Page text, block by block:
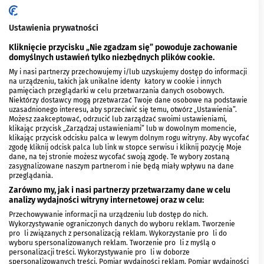
POPULARNE
Podlasianka najpiękniejszą Polką.
Wiktoria Ptak zdobyła koronę Miss
Polski 2026
Awaria
autobusów
Ustawienia prywatności
Kliknięcie przycisku „Nie zgadzam się” powoduje zachowanie
domyślnych ustawień tylko niezbędnych plików cookie.
My i nasi partnerzy przechowujemy i/lub uzyskujemy dostęp do informacji
na urządzeniu, takich jak unikalne identyfikatory w cookie i innych
pamięciach przeglądarki w celu przetwarzania danych osobowych.
Niektórzy dostawcy mogą przetwarzać Twoje dane osobowe na podstawie
uzasadnionego interesu, aby sprzeciwić się temu, otwórz „Ustawienia”.
Możesz zaakceptować, odrzucić lub zarządzać swoimi ustawieniami,
klikając przycisk „Zarządzaj ustawieniami” lub w dowolnym momencie,
klikając przycisk odcisku palca w lewym dolnym rogu witryny. Aby wycofać
zgodę kliknij odcisk palca lub link w stopce serwisu i kliknij pozycję Moje
dane, na tej stronie możesz wycofać swoją zgodę. Te wybory zostaną
zasygnalizowane naszym partnerom i nie będą miały wpływu na dane
przeglądania.
Zarówno my, jak i nasi partnerzy przetwarzamy dane w celu
analizy wydajności witryny internetowej oraz w celu:
Przechowywanie informacji na urządzeniu lub dostęp do nich.
Wykorzystywanie ograniczonych danych do wyboru reklam. Tworzenie
profili związanych z personalizacją reklam. Wykorzystanie profili do
wyboru spersonalizowanych reklam. Tworzenie profili z myślą o
personalizacji treści. Wykorzystywanie profili w doborze
spersonalizowanych treści. Pomiar wydajności reklam. Pomiar wydajności